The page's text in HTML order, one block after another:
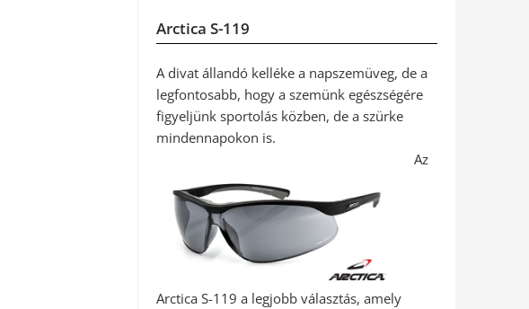
Arctica S-119
A divat állandó kelléke a napszemüveg, de a
legfontosabb, hogy a szemünk egészségére
figyeljünk sportolás közben, de a szürke
mindennapokon is.
Az
Arctica S-119 a legjobb választás, amely